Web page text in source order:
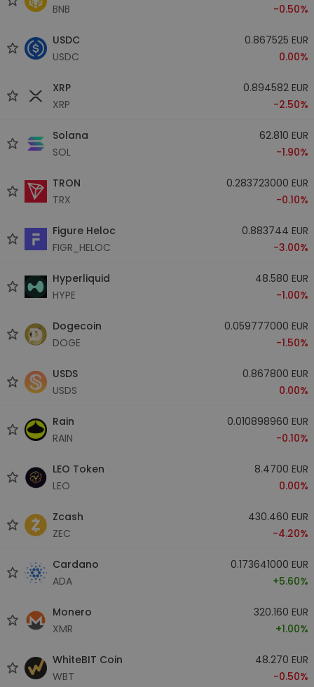
BNB
-0.50%
USDC
USDC
0.867525 EUR
0.00%
XRP
XRP
0.894582 EUR
-2.50%
Solana
SOL
62.810 EUR
-1.90%
TRON
TRX
0.283723000 EUR
-0.10%
Figure Heloc
FIGR_HELOC
0.883744 EUR
-3.00%
Hyperliquid
HYPE
48.580 EUR
-1.00%
Dogecoin
DOGE
0.059777000 EUR
-1.50%
USDS
USDS
0.867800 EUR
0.00%
Rain
RAIN
0.010898960 EUR
-0.10%
LEO Token
LEO
8.4700 EUR
0.00%
Zcash
ZEC
430.460 EUR
-4.20%
Cardano
ADA
0.173641000 EUR
+5.60%
Monero
XMR
320.160 EUR
+1.00%
WhiteBIT Coin
WBT
48.270 EUR
-0.50%